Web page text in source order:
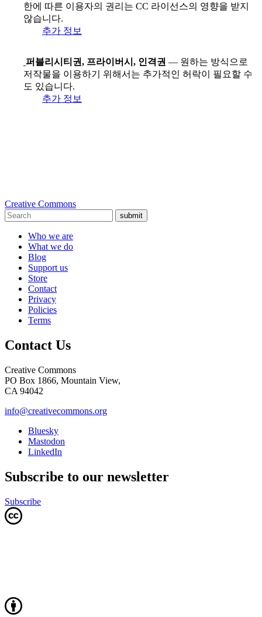
한에 따른 이용자의 권리는 CC 라이선스의 영향을 받지
않습니다.
추가 정보
퍼블리시티권, 프라이버시, 인격권 — 원하는 방식으로
저작물을 이용하기 위해서는 추가적인 허락이 필요할 수
도 있습니다.
추가 정보
Creative Commons
submit
Who we are
What we do
Blog
Support us
Store
Contact
Privacy
Policies
Terms
Contact Us
Creative Commons
PO Box 1866, Mountain View,
CA 94042
info@creativecommons.org
Bluesky
Mastodon
LinkedIn
Subscribe to our newsletter
Subscribe